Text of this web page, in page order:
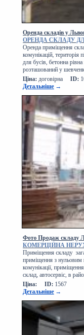
Оренда складів у
ОРЕНДА СКЛАДУ
Оренда приміщення
комунікацій, територія
для бусів, бетонна
розташований у
Ціна: договірна ID:
Детальніше →
Фото Продаж складу
КОМЕРЦІЙНА
Приміщення складу
приміщення з нульовим
комунікації,
склад, автосервіс, в
Ціна:
ID: 1567
Детальніше →